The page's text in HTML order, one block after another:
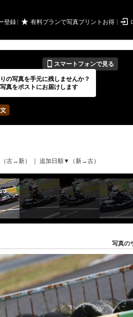
登録 ★ 有料プランで写真プリントお得 
📱 スマートフォンで見る
ベントの期間
---
古→新） 追加日順▼（新→古）
写真の
の写真を手元に残しませんか？
真をポストにお届けします